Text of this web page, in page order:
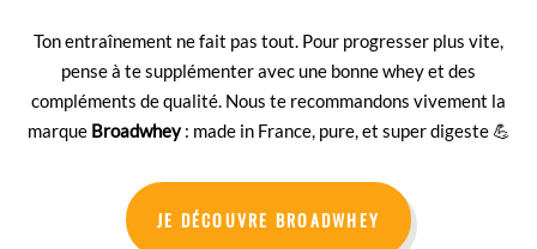
Ton entraînement ne fait pas tout. Pour progresser plus vite,
pense à te supplémenter avec une bonne whey et des
compléments de qualité. Nous te recommandons vivement la
marque Broadwhey: made in France, pure, et super digeste 💪
JE DÉCOUVRE BROADWHEY